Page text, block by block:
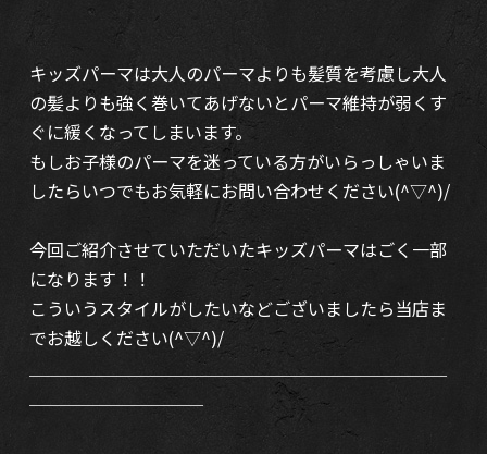
キッズパーマは大人のパーマよりも髪質を考慮し大人
の髪よりも強く巻いてあげないとパーマ維持が弱くす
ぐに緩くなってしまいます。
もしお子様のパーマを迷っている方がいらっしゃいま
したらいつでもお気軽にお問い合わせください(^▽^)/
今回ご紹介させていただいたキッズパーマはごく一部
になります！！
こういうスタイルがしたいなどございましたら当店ま
でお越しください(^▽^)/
＿＿＿＿＿＿＿＿＿＿＿＿＿＿＿＿＿＿＿＿＿＿＿＿